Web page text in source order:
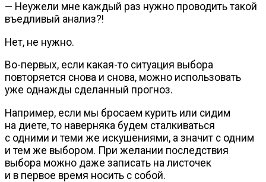
— Неужели мне каждый раз нужно проводить такой
въедливый анализ?!
Нет, не нужно.
Во-первых, если какая-то ситуация выбора
повторяется снова и снова, можно использовать
уже однажды сделанный прогноз.
Например, если мы бросаем курить или сидим
на диете, то наверняка будем сталкиваться
с одними и теми же искушениями, а значит с одним
и тем же выбором. При желании последствия
выбора можно даже записать на листочек
и в первое время носить с собой.